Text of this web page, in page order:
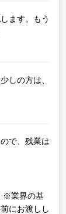
ます。もう
しの方は、
で、残業は
※業界の基
にお渡しし